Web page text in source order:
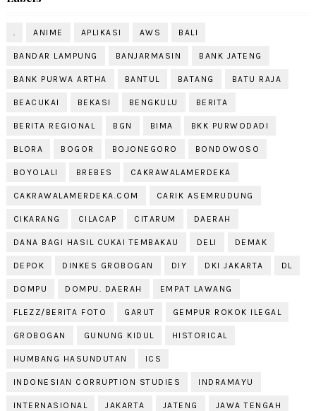
. ANIME APLIKASI AWS BALI
BANDAR LAMPUNG BANJARMASIN BANK JATENG
BANK PURWA ARTHA BANTUL BATANG BATU RAJA
BEACUKAI BEKASI BENGKULU BERITA
BERITA REGIONAL BGN BIMA BKK PURWODADI
BLORA BOGOR BOJONEGORO BONDOWOSO
BOYOLALI BREBES CAKRAWALAMERDEKA
CAKRAWALAMERDEKA.COM CARIK ASEMRUDUNG
CIKARANG CILACAP CITARUM DAERAH
DANA BAGI HASIL CUKAI TEMBAKAU DELI DEMAK
DEPOK DINKES GROBOGAN DIY DKI JAKARTA DL
DOMPU DOMPU. DAERAH EMPAT LAWANG
FLEZZ/BERITA FOTO GARUT GEMPUR ROKOK ILEGAL
GROBOGAN GUNUNG KIDUL HISTORICAL
HUMBANG HASUNDUTAN ICS
INDONESIAN CORRUPTION STUDIES INDRAMAYU
INTERNASIONAL JAKARTA JATENG JAWA TENGAH